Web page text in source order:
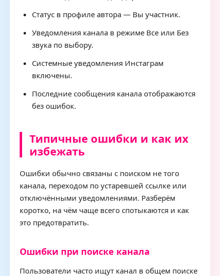
Статус в профиле автора — Вы участник.
Уведомления канала в режиме Все или Без
звука по выбору.
Системные уведомления Инстаграм
включены.
Последние сообщения канала отображаются
без ошибок.
Типичные ошибки и как их
избежать
Ошибки обычно связаны с поиском не того
канала, переходом по устаревшей ссылке или
отключёнными уведомлениями. Разберём
коротко, на чём чаще всего спотыкаются и как
это предотвратить.
Ошибки при поиске канала
Пользователи часто ищут канал в общем поиске